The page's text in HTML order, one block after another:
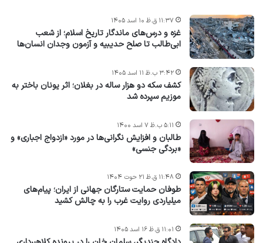
غزه و درس‌های ماندگار تاریخ اسلام؛ از شعب
ابی‌طالب تا صلح حدیبیه و آزمون وجدان انسان‌ها
۱۱:۳۷ ق.ظ ۱۰ اسد ۱۴۰۵
کشف سکه دو هزار ساله در بغلان؛ اثر یونان باختر به
موزیم سپرده شد
۳:۴۲ ب.ظ ۱۱ اسد ۱۴۰۵
طالبان و افزایش نگرانی‌ها در مورد «ازدواج اجباری» و
«بردگی جنسی»
۵:۱۱ ب.ظ ۷ اسد ۱۴۰۰
طوفان حمایت ستارگان جهانی از ایران؛ پیام‌های
میلیاردی روایت غرب را به چالش کشید
۱۱:۴۸ ق.ظ ۲۱ حوت ۱۴۰۴
۱۱:۰۱ ق.ظ ۱۶ اسد ۱۴۰۵